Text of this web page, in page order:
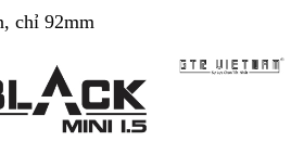
chỉ 92mm